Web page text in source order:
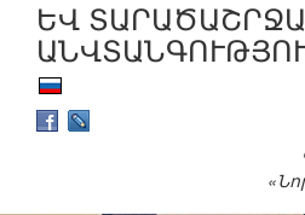
ԵՎ